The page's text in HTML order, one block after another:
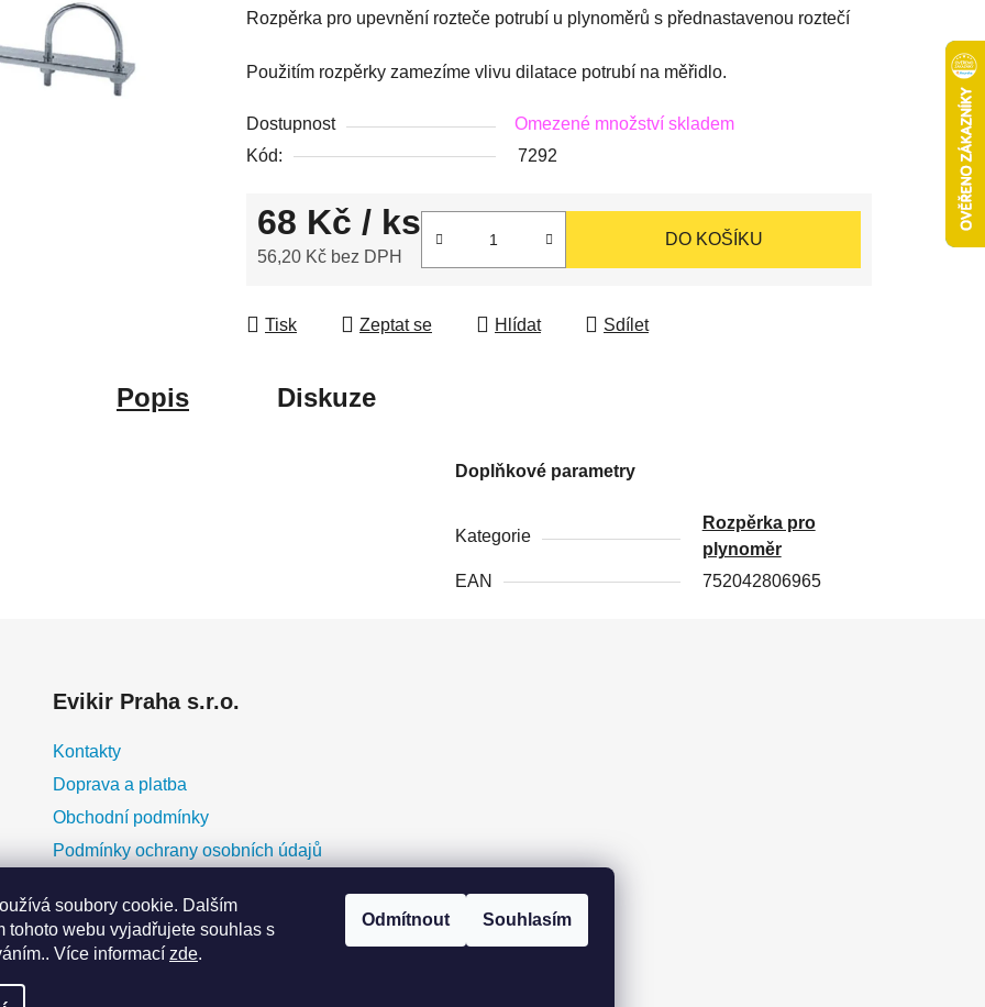
soubory cookie. Dalším
tohoto webu vyjadřujete souhlas s
Více informací zde.
Odmítnout Souhlasím
0,0
hvězdiček.
Rozpěrka pro upevnění rozteče potrubí u plynoměrů s přednastavenou roztečí
Použitím rozpěrky zamezíme vlivu dilatace potrubí na měřidlo.
Dostupnost
Omezené množství skladem
Kód:
7292
68 Kč / ks
56,20 Kč bez DPH
DO KOŠÍKU
Tisk Zeptat se Hlídat Sdílet
Popis Diskuze
Doplňkové parametry
Kategorie
Rozpěrka pro
plynoměr
EAN
752042806965
Evikir Praha s.r.o.
Kontakty
Doprava a platba
Obchodní podmínky
Podmínky ochrany osobních údajů
Blog
Moje objednávka